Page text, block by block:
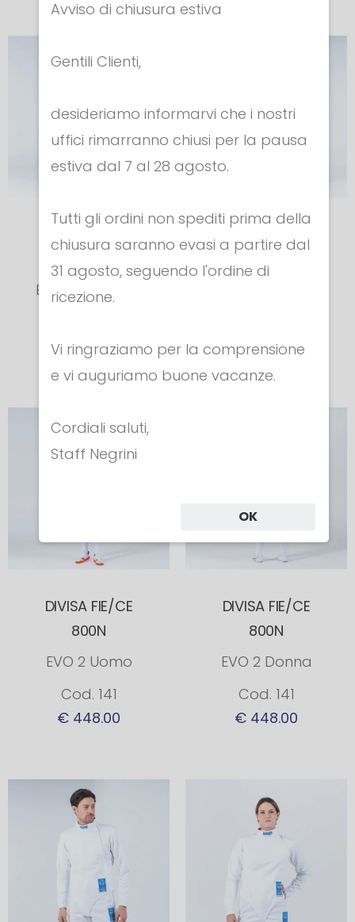
PANTALONE
EVO 2 Ragazzo
€ 155.20
PANTALONE
FIE/CE 800N
€ 155.20
DIVISA FIE/CE
800N
EVO 2 Uomo
Cod. 141
€ 448.00
DIVISA FIE/CE
800N
EVO 2 Donna
Cod. 141
€ 448.00
Avviso di chiusura estiva
Gentili Clienti,
desideriamo informarvi che i nostri
uffici rimarranno chiusi per la pausa
estiva dal 7 al 28 agosto.
Tutti gli ordini non spediti prima della
chiusura saranno evasi a partire dal
31 agosto, seguendo l'ordine di
ricezione.
Vi ringraziamo per la comprensione
e vi auguriamo buone vacanze.
Cordiali saluti,
Staff Negrini
OK